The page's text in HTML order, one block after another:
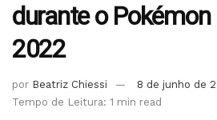
durante o Pokémon
2022
por Beatriz Chiessi
8 de junho de
Tempo de Leitura: 1 min read